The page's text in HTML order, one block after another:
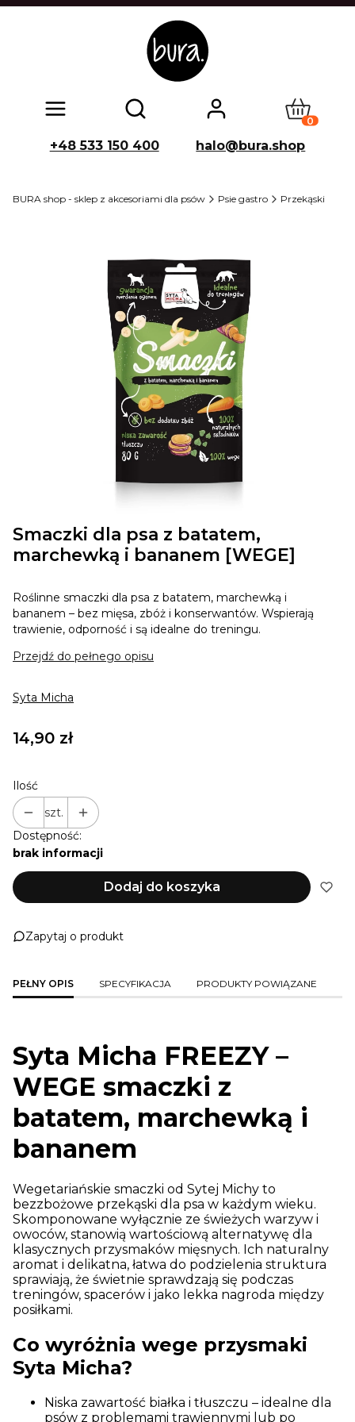
Otwórz wyszukiwarkę Produkty
+48 533 150 400 halo@bura.shop
BURA shop - sklep z akcesoriami dla psów Psie gastro Przekąski
Smaczki dla psa z batatem,
marchewką i bananem [WEGE]
Roślinne smaczki dla psa z batatem, marchewką i
bananem – bez mięsa, zbóż i konserwantów. Wspierają
trawienie, odporność i są idealne do treningu.
Przejdź do pełnego opisu
Syta Micha
Cena
14,90 zł
Ilość
szt.
Dostępność:
brak informacji
Dodaj do koszyka
Zapytaj o produkt
PEŁNY OPIS SPECYFIKACJA PRODUKTY POWIĄZANE
Syta Micha FREEZY –
WEGE smaczki z
batatem, marchewką i
bananem
Wegetariańskie smaczki od Sytej Michy to
bezzbożowe przekąski dla psa w każdym wieku.
Skomponowane wyłącznie ze świeżych warzyw i
owoców, stanowią wartościową alternatywę dla
klasycznych przysmaków mięsnych. Ich naturalny
aromat i delikatna, łatwa do podzielenia struktura
sprawiają, że świetnie sprawdzają się podczas
treningów, spacerów i jako lekka nagroda między
posiłkami.
Co wyróżnia wege przysmaki
Syta Micha?
Niska zawartość białka i tłuszczu – idealne dla
psów z problemami trawiennymi lub po